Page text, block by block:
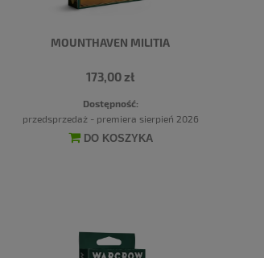
MOUNTHAVEN MILITIA
173,00 zł
Dostępność:
przedsprzedaż - premiera sierpień 2026
DO KOSZYKA